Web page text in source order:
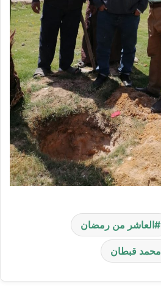
العاشر من رمضان
محمد قبطان